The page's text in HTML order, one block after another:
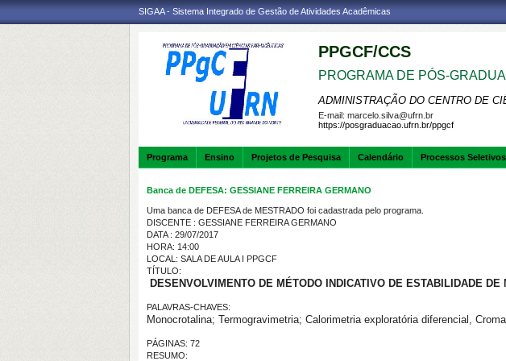
SIGAA - Sistema Integrado de Gestão de Atividades Acadêmicas
PPGCF/CCS
PROGRAMA DE PÓS-
ADMINISTRAÇÃO DO CENTRO DE
E-mail: marcelo.silva@ufrn.br
https://posgraduacao.ufrn.br/ppgcf
Programa Ensino Projetos de Pesquisa Calendário Processos Seletivos
Banca de DEFESA: GESSIANE FERREIRA GERMANO
Uma banca de DEFESA de MESTRADO foi cadastrada pelo programa.
DISCENTE : GESSIANE FERREIRA GERMANO
DATA : 29/07/2017
HORA: 14:00
LOCAL: SALA DE AULA I PPGCF
TÍTULO:
DESENVOLVIMENTO DE MÉTODO INDICATIVO DE ESTABILIDADE
PALAVRAS-CHAVES:
Monocrotalina; Termogravimetria; Calorimetria exploratória diferencial,
PÁGINAS: 72
RESUMO: